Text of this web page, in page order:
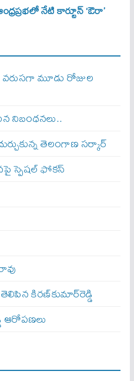
నేటి కార్టూన్ ‘ఔరా’
వరుసగా మూడు రోజుల
నిబంధనలు..
తెలంగాణ స‌ర్కార్
స్పెషల్ ఫోకస్
కిరణ్‌కుమార్‌రెడ్డి
ఆరోపణలు